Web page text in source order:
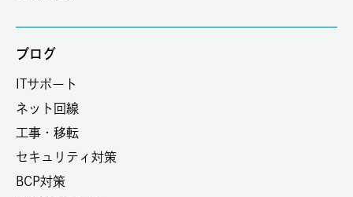
ブログ
ITサポート
ネット回線
工事・移転
セキュリティ対策
BCP対策